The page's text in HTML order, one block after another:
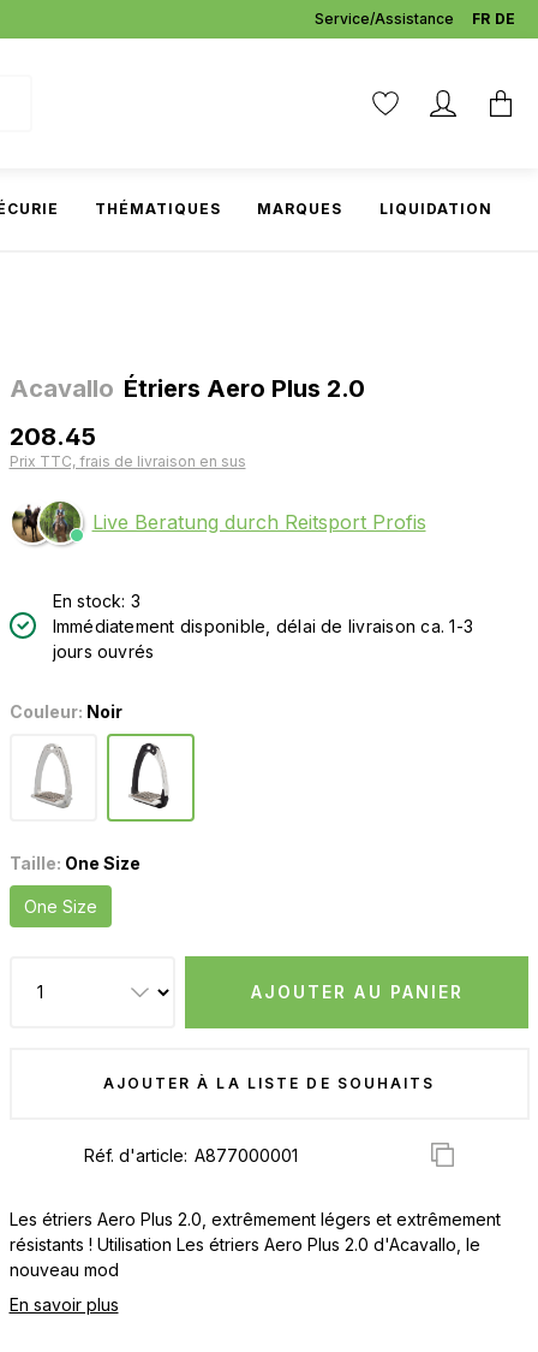
Service/Assistance DE
FR
THÉMATIQUES MARQUES LIQUIDATION
Acavallo Étriers Aero Plus 2.0
208.45
Prix TTC, frais de livraison en sus
Live Beratung durch Reitsport Profis
En stock: 3
Immédiatement disponible, délai de livraison ca. 1-3
jours ouvrés
Couleur: Noir
Taille: One Size
One Size
AJOUTER AU PANIER
AJOUTER À LA LISTE DE SOUHAITS
Réf. d'article:
Les étriers Aero Plus 2.0, extrêmement légers et extrêmement
résistants ! Utilisation Les étriers Aero Plus 2.0 d'Acavallo, le
nouveau mod
En savoir plus